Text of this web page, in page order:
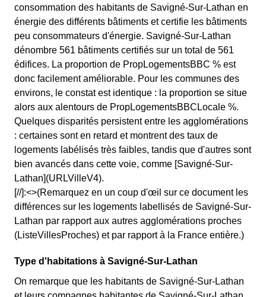
consommation des habitants de Savigné-Sur-Lathan en
énergie des différents bâtiments et certifie les bâtiments
peu consommateurs d'énergie. Savigné-Sur-Lathan
dénombre 561 bâtiments certifiés sur un total de 561
édifices. La proportion de PropLogementsBBC % est
donc facilement améliorable. Pour les communes des
environs, le constat est identique : la proportion se situe
alors aux alentours de PropLogementsBBCLocale %.
Quelques disparités persistent entre les agglomérations
: certaines sont en retard et montrent des taux de
logements labélisés très faibles, tandis que d'autres sont
bien avancés dans cette voie, comme [Savigné-Sur-
Lathan](URLVilleV4).
[//]:<>(Remarquez en un coup d'œil sur ce document les
différences sur les logements labellisés de Savigné-Sur-
Lathan par rapport aux autres agglomérations proches
(ListeVillesProches) et par rapport à la France entière.)
Type d'habitations à Savigné-Sur-Lathan
On remarque que les habitants de Savigné-Sur-Lathan